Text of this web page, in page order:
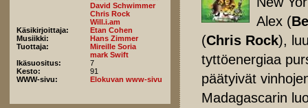
David Schwimmer
Chris Rock
Will.i.am
Käsikirjoittaja:
Etan Cohen
Musiikki:
Hans Zimmer
Tuottaja:
Mireille Soria
mark Swift
Ikäsuositus:
7
Kesto:
91
WWW-sivu:
Elokuvan www-sivu
Alex (
(Chris Rock),
tyttöenergiaa
päätyivät
Madagascarin